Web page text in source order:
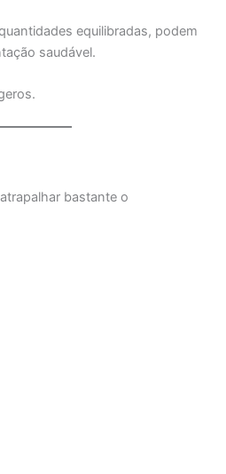
equilibradas, podem
saudável.
bastante o